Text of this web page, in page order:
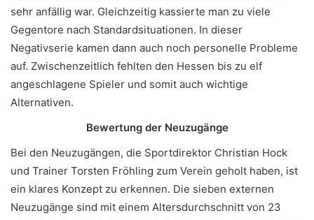
sehr anfällig war. Gleichzeitig kassierte man zu viele
Gegentore nach Standardsituationen. In dieser
Negativserie kamen dann auch noch personelle Probleme
auf. Zwischenzeitlich fehlten den Hessen bis zu elf
angeschlagene Spieler und somit auch wichtige
Alternativen.
Bewertung der Neuzugänge
Bei den Neuzugängen, die Sportdirektor Christian Hock
und Trainer Torsten Fröhling zum Verein geholt haben, ist
ein klares Konzept zu erkennen. Die sieben externen
Neuzugänge sind mit einem Altersdurchschnitt von 23